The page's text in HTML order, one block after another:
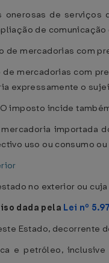
de serviços
de comunicação
de mercadorias com
de mercadorias com
expressamente o
imposto incide
importada
uso ou consumo
no exterior ou
dada pela Lei nº
Estado, decorrente
e petróleo,